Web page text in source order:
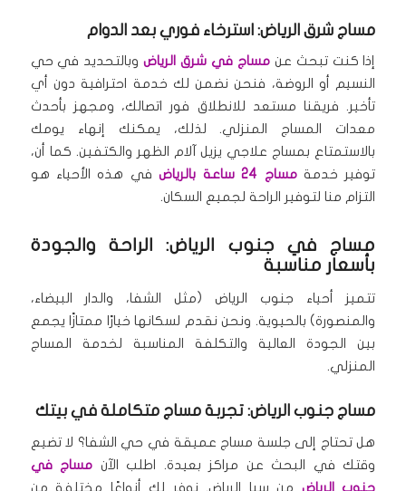
مساج شرق الرياض: استرخاء فوري بعد الدوام
إذا كنت تبحث عنمساج في شرق الرياضوبالتحديد في حي
النسيم أو الروضة، فنحن نضمن لك خدمة احترافية دون أي
تأخير.فريقنا مستعد للانطلاق فور اتصالك، ومجهز بأحدث
معدات المساج المنزلي.لذلك، يمكنك إنهاء يومك
بالاستمتاع بمساج علاجي يزيل آلام الظهر والكتفين. كما أن،
توفير خدمةمساج 24 ساعة بالرياض
في هذه الأحياء هو
التزام منا لتوفير الراحة لجميع السكان.
مساج في جنوب الرياض: الراحة والجودة
بأسعار مناسبة
تتميز أحياء جنوب الرياض (مثل الشفا، والدار البيضاء،
والمنصورة) بالحيوية. ونحن نقدم لسكانها خيارًا ممتازًا يجمع
بين الجودة العالية والتكلفة المناسبة لخدمة المساج
المنزلي.
مساج جنوب الرياض: تجربة مساج متكاملة في بيتك
هل تحتاج إلى جلسة مساج عميقة في حي الشفا؟ لا تضيع
وقتك في البحث عن مراكز بعيدة. اطلب الآن مساج في
جنوب الرياض من سبا الرياض. نوفر لك أنواعًا مختلفة من